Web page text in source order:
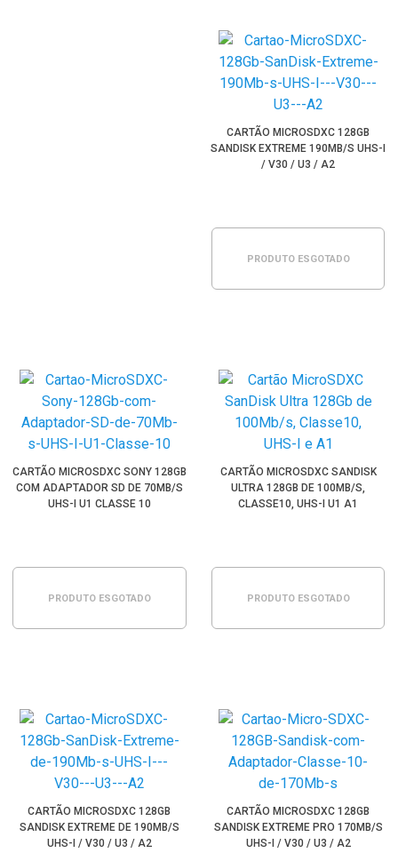
CARTÃO MICROSDXC 128GB
SANDISK EXTREME 190MB/S UHS-I
/ V30 / U3 / A2
PRODUTO ESGOTADO
CARTÃO MICROSDXC SONY 128GB
COM ADAPTADOR SD DE 70MB/S
UHS-I U1 CLASSE 10
PRODUTO ESGOTADO
CARTÃO MICROSDXC SANDISK
ULTRA 128GB DE 100MB/S,
CLASSE10, UHS-I U1 A1
PRODUTO ESGOTADO
CARTÃO MICROSDXC 128GB
SANDISK EXTREME DE 190MB/S
UHS-I / V30 / U3 / A2
CARTÃO MICROSDXC 128GB
SANDISK EXTREME PRO 170MB/S
UHS-I / V30 / U3 / A2